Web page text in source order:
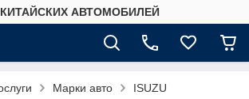
АВТОМОБИЛЕЙ
Марки авто ISUZU